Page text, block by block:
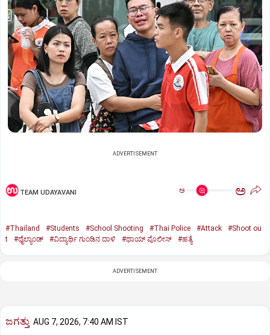
ADVERTISEMENT
TEAM UDAYAVANI ಅ ಅ
#Thailand #Students #School Shooting #Thai Police #Attack
#Shoot ou
t
#ಥೈಲ್ಯಾಂಡ್‌ #ವಿದ್ಯಾರ್ಥಿ ಗುಂಡಿನ ದಾಳಿ #ಥಾಯ್‌ ಪೊಲೀಸ್‌ #ಹತ್ಯೆ
ADVERTISEMENT
ಜಗತ್ತು AUG 7, 2026, 7:40 AM IST